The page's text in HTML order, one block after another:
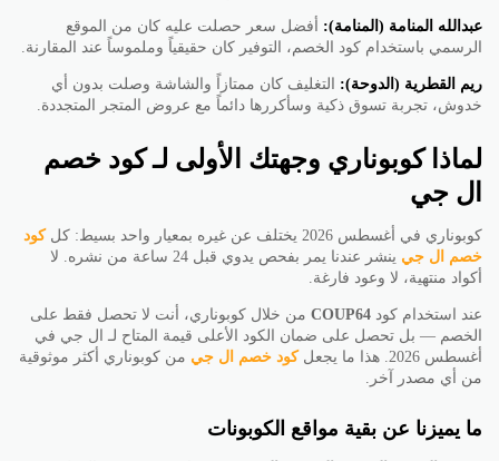
عبدالله المنامة (المنامة): أفضل سعر حصلت عليه كان من الموقع
الرسمي باستخدام كود الخصم، التوفير كان حقيقياً وملموساً عند المقارنة.
ريم القطرية (الدوحة): التغليف كان ممتازاً والشاشة وصلت بدون أي
خدوش، تجربة تسوق ذكية وسأكررها دائماً مع عروض المتجر المتجددة.
لماذا كوبوناري وجهتك الأولى لـ كود خصم
ال جي
كوبوناري في أغسطس 2026 يختلف عن غيره بمعيار واحد بسيط: كل
كود
خصم ال جي
ينشر عندنا يمر بفحص يدوي قبل 24 ساعة من نشره. لا
أكواد منتهية، لا وعود فارغة.
عند استخدام كود COUP64 من خلال كوبوناري، أنت لا تحصل فقط على
الخصم — بل تحصل على ضمان الكود الأعلى قيمة المتاح لـ ال جي في
أغسطس 2026. هذا ما يجعل
كود خصم ال جي من كوبوناري أكثر موثوقية
من أي مصدر آخر.
ما يميزنا عن بقية مواقع الكوبونات